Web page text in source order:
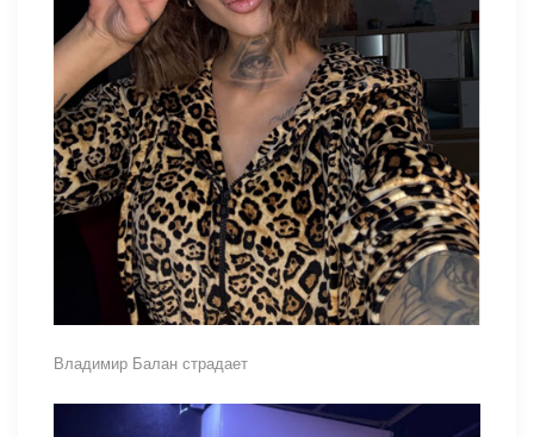
Владимир Балан страдает